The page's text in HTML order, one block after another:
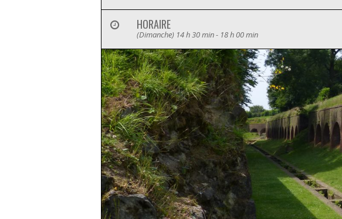
HORAIRE
(Dimanche) 14 h 30 min - 18 h 00 min